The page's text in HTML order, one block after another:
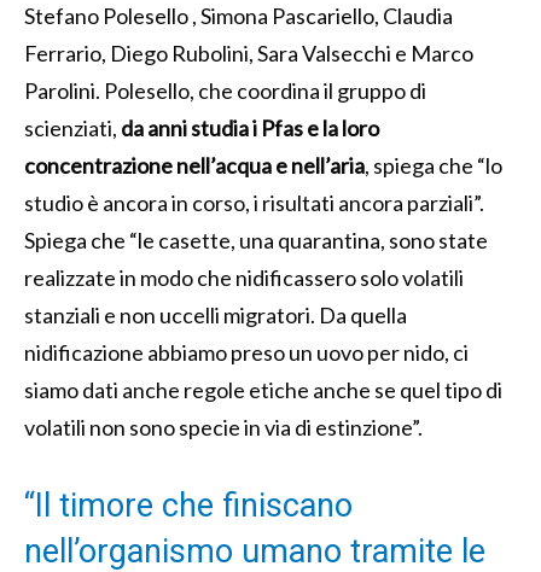
Stefano Polesello , Simona Pascariello, Claudia
Ferrario, Diego Rubolini, Sara Valsecchi e Marco
Parolini. Polesello, che coordina il gruppo di
scienziati, da anni studia i Pfas e la loro
concentrazione nell’acqua e nell’aria, spiega che “lo
studio è ancora in corso, i risultati ancora parziali”.
Spiega che “le casette, una quarantina, sono state
realizzate in modo che nidificassero solo volatili
stanziali e non uccelli migratori. Da quella
nidificazione abbiamo preso un uovo per nido, ci
siamo dati anche regole etiche anche se quel tipo di
volatili non sono specie in via di estinzione”.
“Il timore che finiscano
nell’organismo umano tramite le